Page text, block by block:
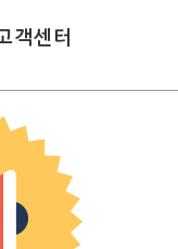
객센터